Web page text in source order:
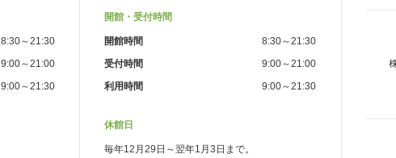
8:30～21:30
9:00～21:00
9:00～21:30
開館・受付時間
開館時間
8:30～21:30
受付時間
9:00～21:00
利用時間
9:00～21:30
休館日
毎年12月29日～翌年1月3日まで。